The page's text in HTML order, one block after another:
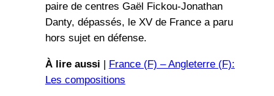
paire de centres Gaël Fickou-Jonathan
Danty, dépassés, le XV de France a paru
hors sujet en défense.
À lire aussi | France (F) – Angleterre (F):
Les compositions